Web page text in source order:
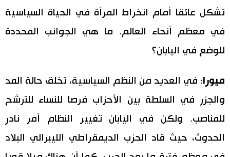
تشكل عائقا أمام انخراط المرأة في الحياة السياسية
في معظم أنحاء العالم. ما هي الجوانب المحددة
للوضع في اليابان؟
ميورا: في العديد من النظم السياسية، تخلق حالة المد
والجزر في السلطة بين الأحزاب فرصا للنساء للترشح
للمناصب. ولكن في اليابان تغيير النظام أمر نادر
الحدوث، حيث قاد الحزب الديمقراطي الليبرالي البلاد